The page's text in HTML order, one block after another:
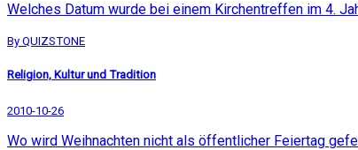
Welches Datum wurde bei einem Kirchentreffen im 4.
By QUIZSTONE
Religion, Kultur und Tradition
2010-10-26
Wo wird Weihnachten nicht als öffentlicher Feiertag